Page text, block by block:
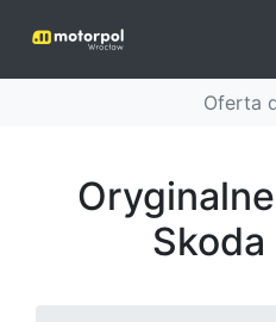
Oferta
Skoda